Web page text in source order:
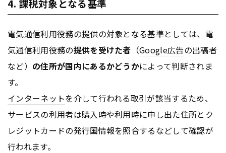
4. 課税対象となる基準
電気通信利用役務の提供の対象となる基準としては、電
気通信利用役務の提供を受けた者 （Google広告の出稿者
など） の住所が国内にあるかどうかによって判断されま
す。
インターネットを介して行われる取引が該当するため、
サービスの利用者は購入時や利用時に申し出た住所とク
レジットカードの発行国情報を照合するなどして確認が
行われます。